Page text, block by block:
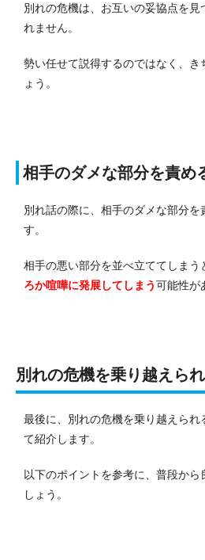
別れの危機は、お互いの妥協点を見
れません。
勢い任せて説得するのではなく、き
ょう。
相手のダメな部分を責め
別れ話の際に、相手のダメな部分
す。
相手の悪い部分を並べ立ててしまう
ろか喧嘩に発展してしまう可能性が
別れの危機を乗り越えら
最後に、別れの危機を乗り越えら
て紹介します。
以下のポイントを参考に、普段から
しょう。